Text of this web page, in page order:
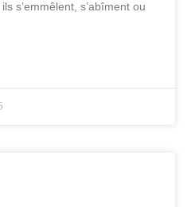
s’emmêlent, s’abîment ou